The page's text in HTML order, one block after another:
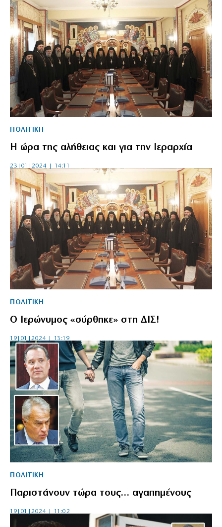
ΠΟΛΙΤΙΚΗ
Η ώρα της αλήθειας και για την Ιεραρχία
23|01|2024 | 14:11
ΠΟΛΙΤΙΚΗ
Ο Ιερώνυμος «σύρθηκε» στη ΔΙΣ!
19|01|2024 | 13:19
ΠΟΛΙΤΙΚΗ
Παριστάνουν τώρα τους… αγαπημένους
19|01|2024 | 11:02